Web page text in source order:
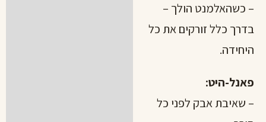
– כשהאלמנט הולך –
בדרך כלל זורקים את כל
היחידה.
פאנל-היט:
– שאיבת אבק לפני כל